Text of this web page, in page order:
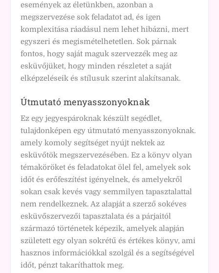
események az életünkben, azonban a
megszervezése sok feladatot ad, és igen
komplexitása ráadásul nem lehet hibázni, mert
egyszeri és megismételhetetlen. Sok párnak
fontos, hogy saját maguk szervezzék meg az
esküvőjüket, hogy minden részletet a saját
elképzeléseik és stílusuk szerint alakítsanak.
Útmutató menyasszonyoknak
Ez egy jegyespároknak készült segédlet,
tulajdonképen egy útmutató menyasszonyoknak.
amely komoly segítséget nyújt nektek az
esküvőtök megszervezésében. Ez a könyv olyan
témaköröket és feladatokat ölel fel, amelyek sok
időt és erőfeszítést igényelnek, és amelyekről
sokan csak kevés vagy semmilyen tapasztalattal
nem rendelkeznek. Az alapját a szerző sokéves
esküvőszervezői tapasztalata és a párjaitól
származó történetek képezik, amelyek alapján
született egy olyan sokrétű és értékes könyv, ami
hasznos információkkal szolgál és a segítségével
időt, pénzt takaríthattok meg.